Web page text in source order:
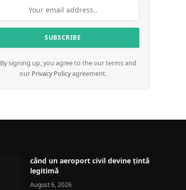
By signing up, you agree to the our terms and
our Privacy Policyagreement.
când un aeroport civil devine țintă
legitimă
August 6, 2026